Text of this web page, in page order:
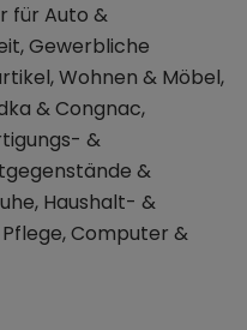
für Auto &
Gewerbliche
Wohnen & Möbel,
& Congnac,
&
&
Haushalt- &
Computer &